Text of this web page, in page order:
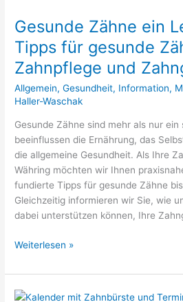
Gesunde Zähne ein
Tipps für gesunde
Zahnpflege und
Allgemein,Gesundheit, Information,
Haller-Waschak
Gesunde Zähne sind mehr als nur
beeinflussen die Ernährung, das
die allgemeine Gesundheit. Als Ihre
Währing möchten wir Ihnen
fundierte Tipps für gesunde Zähne
Gleichzeitig informieren wir Sie, wie
dabei unterstützen können, Ihre
ein
Leben
lang:
Tipps
für
gesunde
Zahnpflege
und
Zahngesundheit
Weiterlesen »
Zahnarzt